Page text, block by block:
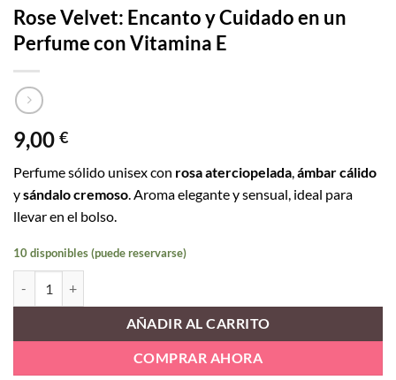
Rose Velvet: Encanto y Cuidado en un
Perfume con Vitamina E
9,00 €
Perfume sólido unisex con rosa aterciopelada ámbar cálido
ysándalo cremoso . Aroma elegante y sensual, ideal para
llevar en el bolso.
10 disponibles (puede reservarse)
AÑADIR AL CARRITO
COMPRAR AHORA